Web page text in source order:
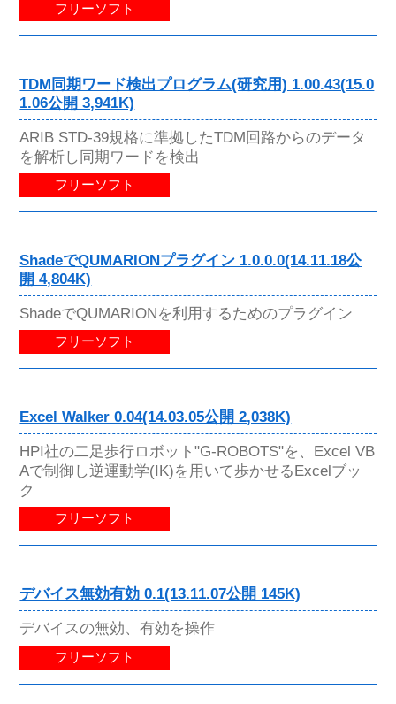
フリーソフト
TDM同期ワード検出プログラム(研究用) 1.00.43(15.0
1.06公開 3,941K)
ARIB STD-39規格に準拠したTDM回路からのデータ
を解析し同期ワードを検出
フリーソフト
ShadeでQUMARIONプラグイン 1.0.0.0(14.11.18公
開 4,804K)
ShadeでQUMARIONを利用するためのプラグイン
フリーソフト
Excel Walker 0.04(14.03.05公開 2,038K)
HPI社の二足歩行ロボット"G-ROBOTS"を、Excel VB
Aで制御し逆運動学(IK)を用いて歩かせるExcelブッ
ク
フリーソフト
デバイス無効有効 0.1(13.11.07公開 145K)
デバイスの無効、有効を操作
フリーソフト